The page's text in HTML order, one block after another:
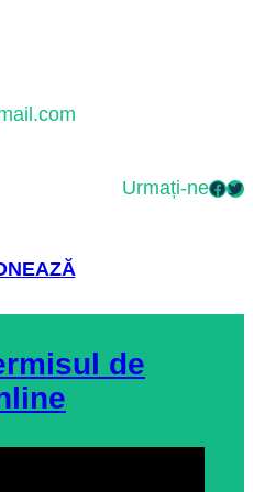
Urmați-neFacebook Twitter
de